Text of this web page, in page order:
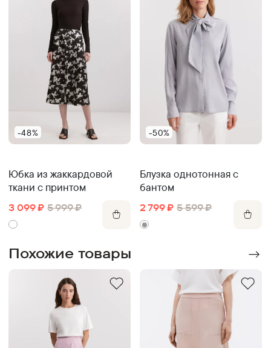
-48%
Юбка из жаккардовой
ткани с принтом
3 099 ₽ 5 999 ₽
-50%
Блузка однотонная с
бантом
2 799 ₽ 5 599 ₽
Похожие товары